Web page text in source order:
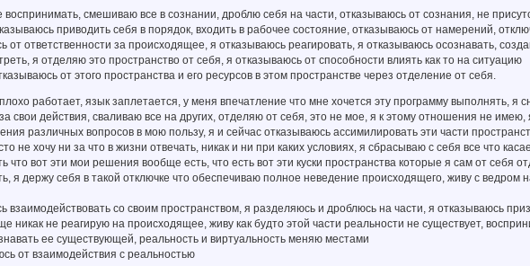
смешиваю все в сознании, дроблю себя на части, отказываюсь от сознания, не
приводить себя в порядок, входить в рабочее состояние, отказываюсь от намерений,
от ответственности за происходящее, я отказываюсь реагировать, я отказываюсь осознавать,
я отделяю это пространство от себя, я отказываюсь от способности влиять как то на ситуацию
от этого пространства и его ресурсов в этом пространстве через отделение от себя.
работает, язык заплетается, у меня впечатление что мне хочется эту программу выполнять, я
свои действия, сваливаю все на других, отделяю от себя, это не мое, я к этому отношения не имею,
различных вопросов в мою пользу, я и сейчас отказываюсь ассимилировать эти части
не хочу ни за что в жизни отвечать, никак и ни при каких условиях, я сбрасываю с себя все что
что вот эти мои решения вообще есть, что есть вот эти куски пространства которые я сам от себя
я держу себя в такой отключке что обеспечиваю полное неведение происходящего, живу с ведром
взаимодействовать со своим пространством, я разделяюсь и дроблюсь на части, я отказываюсь
никак не реагирую на происходящее, живу как будто этой части реальности не существует,
ее существующей, реальность и виртуальность меняю местами
от взаимодействия с реальностью